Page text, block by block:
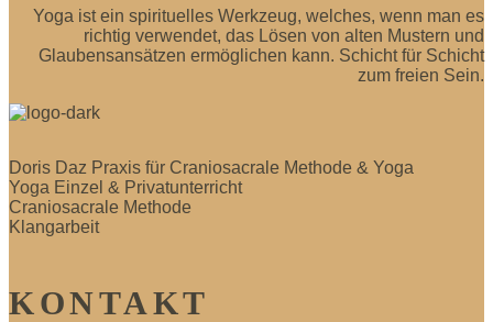
Yoga ist ein spirituelles Werkzeug, welches, wenn man es
richtig verwendet, das Lösen von alten Mustern und
Glaubensansätzen ermöglichen kann. Schicht für Schicht
zum freien Sein.
Doris Daz Praxis für Craniosacrale Methode & Yoga
Yoga Einzel & Privatunterricht
Craniosacrale Methode
Klangarbeit
KONTAKT